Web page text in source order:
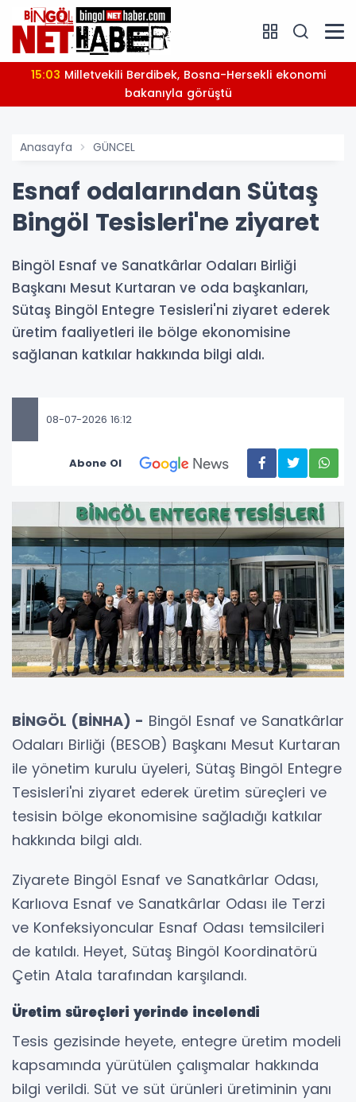
15:03
bakanıyla görüştü
Anasayfa GÜNCEL
Esnaf odalarından Sütaş
Bingöl Tesisleri'ne ziyaret
Bingöl Esnaf ve Sanatkârlar Odaları Birliği
Başkanı Mesut Kurtaran ve oda başkanları,
Sütaş Bingöl Entegre Tesisleri'ni ziyaret ederek
üretim faaliyetleri ile bölge ekonomisine
sağlanan katkılar hakkında bilgi aldı.
08-07-2026 16:12
Abone Ol
BİNGÖL (BİNHA) - Bingöl Esnaf ve Sanatkârlar
Odaları Birliği (BESOB) Başkanı Mesut Kurtaran
ile yönetim kurulu üyeleri, Sütaş Bingöl Entegre
Tesisleri'ni ziyaret ederek üretim süreçleri ve
tesisin bölge ekonomisine sağladığı katkılar
hakkında bilgi aldı.
Ziyarete Bingöl Esnaf ve Sanatkârlar Odası,
Karlıova Esnaf ve Sanatkârlar Odası ile Terzi
ve Konfeksiyoncular Esnaf Odası temsilcileri
de katıldı. Heyet, Sütaş Bingöl Koordinatörü
Çetin Atala tarafından karşılandı.
Üretim süreçleri yerinde incelendi
Tesis gezisinde heyete, entegre üretim modeli
kapsamında yürütülen çalışmalar hakkında
bilgi verildi. Süt ve süt ürünleri üretiminin yanı